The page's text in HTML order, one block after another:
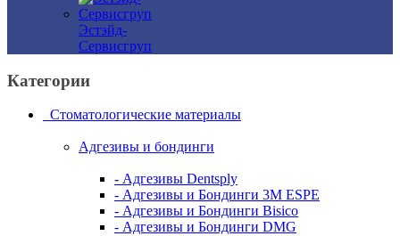
Эстэйд-
Сервисгруп
Категории
Стоматологические материалы
Адгезивы и бондинги
- Адгезивы Dentsply
- Адгезивы и Бондинги 3M ESPE
- Адгезивы и Бондинги Bisico
- Адгезивы и Бондинги DMG